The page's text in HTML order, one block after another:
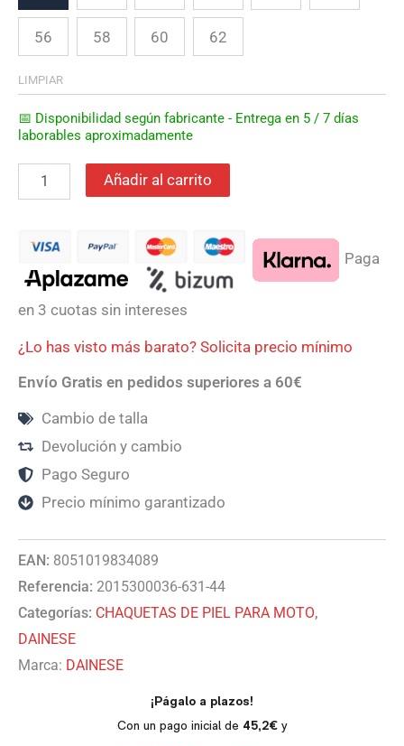
56 58 60 62
LIMPIAR
📅 Disponibilidad según fabricante - Entrega en 5 / 7 días
laborables aproximadamente
Añadir al carrito
Paga
en 3 cuotas sin intereses
¿Lo has visto más barato? Solicita precio mínimo
Envío Gratis en pedidos superiores a 60€
Cambio de talla
Devolución y cambio
Pago Seguro
Precio mínimo garantizado
EAN: 8051019834089
Referencia: 2015300036-631-44
Categorías: CHAQUETAS DE PIEL PARA MOTO,
DAINESE
Marca: DAINESE